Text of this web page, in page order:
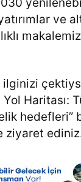
ve
ilginizi
Haritası:
hedefleri”
ziyaret